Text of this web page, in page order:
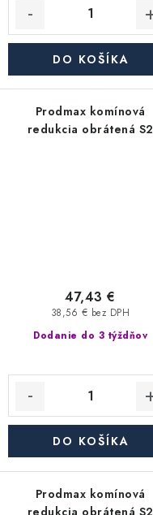
DO KOŠÍKA
Prodmax komínová
redukcia obrátená S2
Dodanie do 3 týždňov
38,56 € bez DPH
47,43 €
DO KOŠÍKA
Prodmax komínová
redukcia obrátená S2